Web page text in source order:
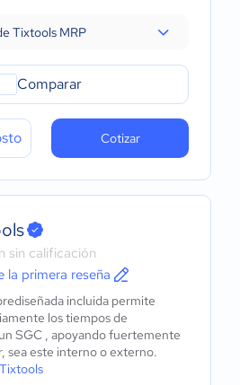
Tixtools MRP
Comparar
Cotizar
sin calificación
la primera reseña
incluida permite
los tiempos de
SGC , apoyando fuertemente
sea este interno o externo.